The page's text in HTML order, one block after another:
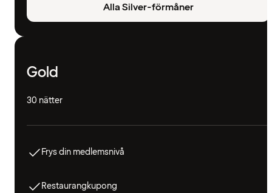
Alla Silver-förmåner
Gold
30 nätter
Frys din medlemsnivå
Restaurangkupong